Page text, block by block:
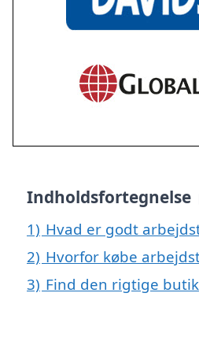
Indholdsfortegnelse
1) Hvad er godt
2) Hvorfor købe
3) Find den rigtige butik